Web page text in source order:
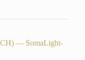
— SomaLight-